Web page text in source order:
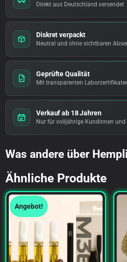
Direkt aus Deutschland versendet
Diskret verpackt
Neutral und ohne sichtbaren
Geprüfte Qualität
Mit transparenten
Verkauf ab 18 Jahren
Nur für volljährige Kundinnen und
Was andere über
Ähnliche Produkte
Angebot!